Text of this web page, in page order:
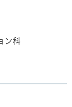
ン科